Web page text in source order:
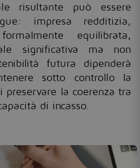
risultante può essere
impresa redditizia,
equilibrata,
significativa ma non
futura dipenderà
sotto controllo la
la coerenza tra
di incasso.